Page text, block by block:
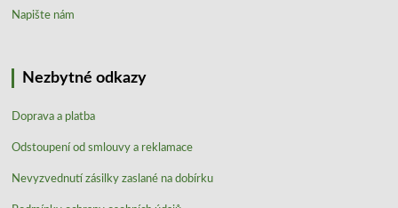
Napište nám
Nezbytné odkazy
Doprava a platba
Odstoupení od smlouvy a reklamace
Nevyzvednutí zásilky zaslané na dobírku